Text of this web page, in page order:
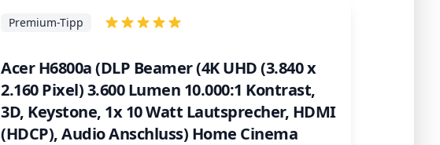
Acer H6800a (DLP Beamer (4K UHD (3.840 x
2.160 Pixel) 3.600 Lumen 10.000:1 Kontrast,
3D, Keystone, 1x 10 Watt Lautsprecher, HDMI
(HDCP), Audio Anschluss) Home Cinema
Premium-Tipp